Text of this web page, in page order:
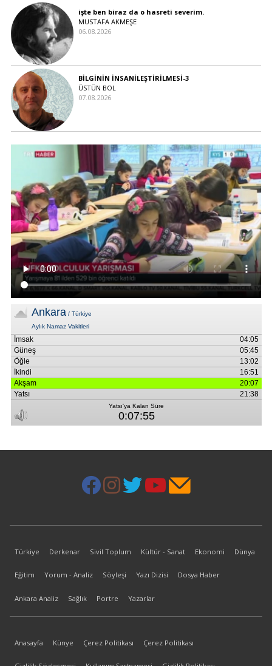
işte ben biraz da o hasreti severim.
MUSTAFA AKMEŞE
06.08.2026
BİLGİNİN İNSANİLEŞTİRİLMESİ-3
ÜSTÜN BOL
07.08.2026
Türkiye Derkenar Sivil Toplum Kültür - Sanat Ekonomi Dünya
Eğitim Yorum - Analiz Söyleşi Yazı Dizisi Dosya Haber
Ankara Analiz Sağlık Portre Yazarlar
Anasayfa Künye Çerez Politikası Çerez Politikası